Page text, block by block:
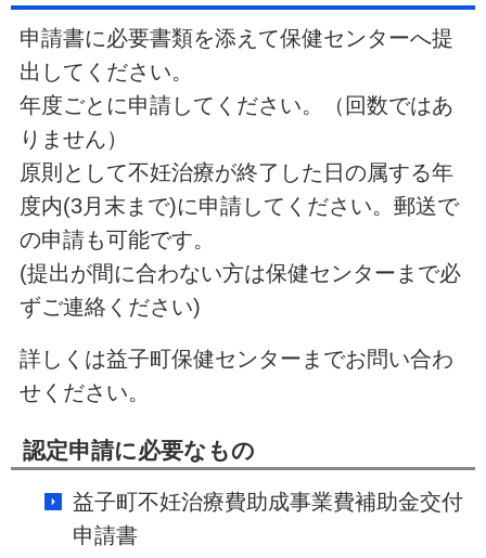
申請書に必要書類を添えて保健センターへ提
出してください。
年度ごとに申請してください。（回数ではあ
りません）
原則として不妊治療が終了した日の属する年
度内(3月末まで)に申請してください。郵送で
の申請も可能です。
(提出が間に合わない方は保健センターまで必
ずご連絡ください)
詳しくは益子町保健センターまでお問い合わ
せください。
認定申請に必要なもの
益子町不妊治療費助成事業費補助金交付
申請書